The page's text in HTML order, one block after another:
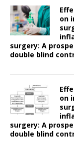
on
surgery: A
double blind
on
surgery: A
double blind